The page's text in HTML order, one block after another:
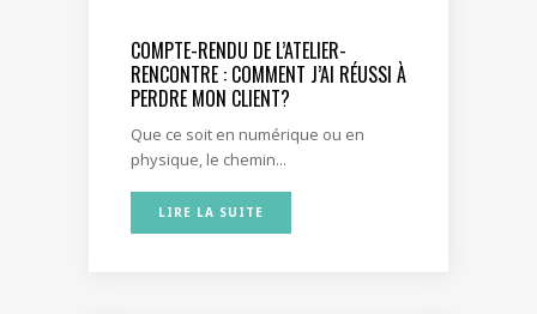
COMPTE-RENDU DE L’ATELIER-
RENCONTRE : COMMENT J’AI RÉUSSI À
PERDRE MON CLIENT?
Que ce soit en numérique ou en
physique, le chemin...
LIRE LA SUITE